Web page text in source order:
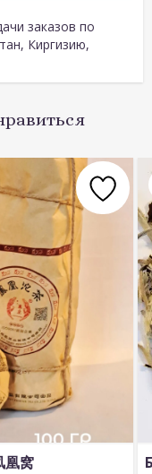
заказов по
Киргизию,
窝